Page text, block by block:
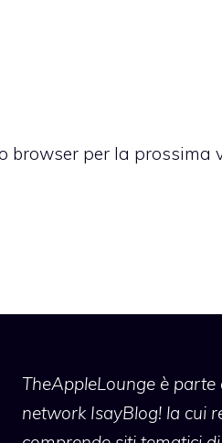
browser per la prossima
TheAppleLoungeè parte
network IsayBlog! la cui